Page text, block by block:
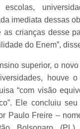
escolas,
imediata dessas
as crianças desse
do Enem”,
superior, o
houve o
“com visão
Ele concluiu
Paulo Freire –